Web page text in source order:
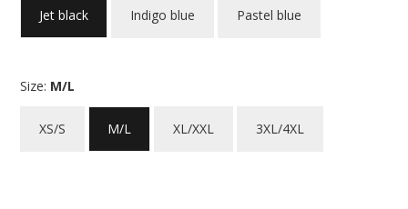
Jet black Indigo blue Pastel blue
Size: M/L
XS/S M/L XL/XXL 3XL/4XL